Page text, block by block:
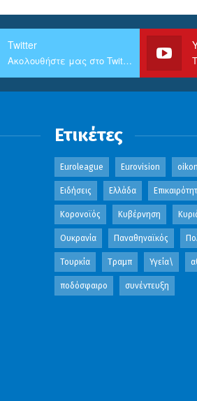
Twitter
Ακολουθήστε μας στο Twitter
Ετικέτες
Euroleague Eurovision
Ειδήσεις Ελλάδα
Κορονοϊός Κυβέρνηση
Ουκρανία Παναθηναϊκός
Τουρκία Τραμπ Υγεία\
ποδόσφαιρο συνέντευξη